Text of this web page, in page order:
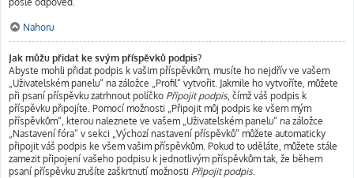
Nahoru
Jak můžu přidat ke svým příspěvků podpis?
Abyste mohli přidat podpis k vašim příspěvkům, musíte ho nejdřív ve vašem
„Uživatelském panelu“ na záložce „Profil“ vytvořit. Jakmile ho vytvoříte, můžete
při psaní příspěvku zatrhnout políčko Připojit podpis, čímž váš podpis k
příspěvku připojíte. Pomocí možnosti „Připojit můj podpis ke všem mým
příspěvkům“, kterou naleznete ve vašem „Uživatelském panelu“ na záložce
„Nastavení fóra“ v sekci „Výchozí nastavení příspěvků“ můžete automaticky
připojit váš podpis ke všem vašim příspěvkům. Pokud to uděláte, můžete stále
zamezit připojení vašeho podpisu k jednotlivým příspěvkům tak, že během
psaní příspěvku zrušíte zaškrtnutí možnosti Připojit podpis.